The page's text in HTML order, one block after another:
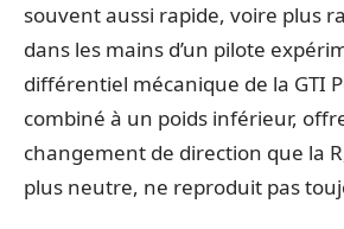
souvent aussi rapide, voire plus
dans les mains d’un pilote
différentiel mécanique de la GTI
combiné à un poids inférieur,
changement de direction que la
plus neutre, ne reproduit pas